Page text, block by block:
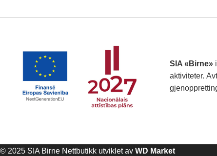
SIA «Birne»
aktiviteter.
© 2025 SIA Birne Nettbutikk utviklet av WD Market